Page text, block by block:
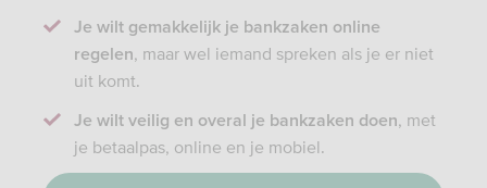
Je wilt gemakkelijk je bankzaken online
regelen, maar wel iemand spreken als je er niet
uit komt.
Je wilt veilig en overal je bankzaken doen, met
je betaalpas, online en je mobiel.